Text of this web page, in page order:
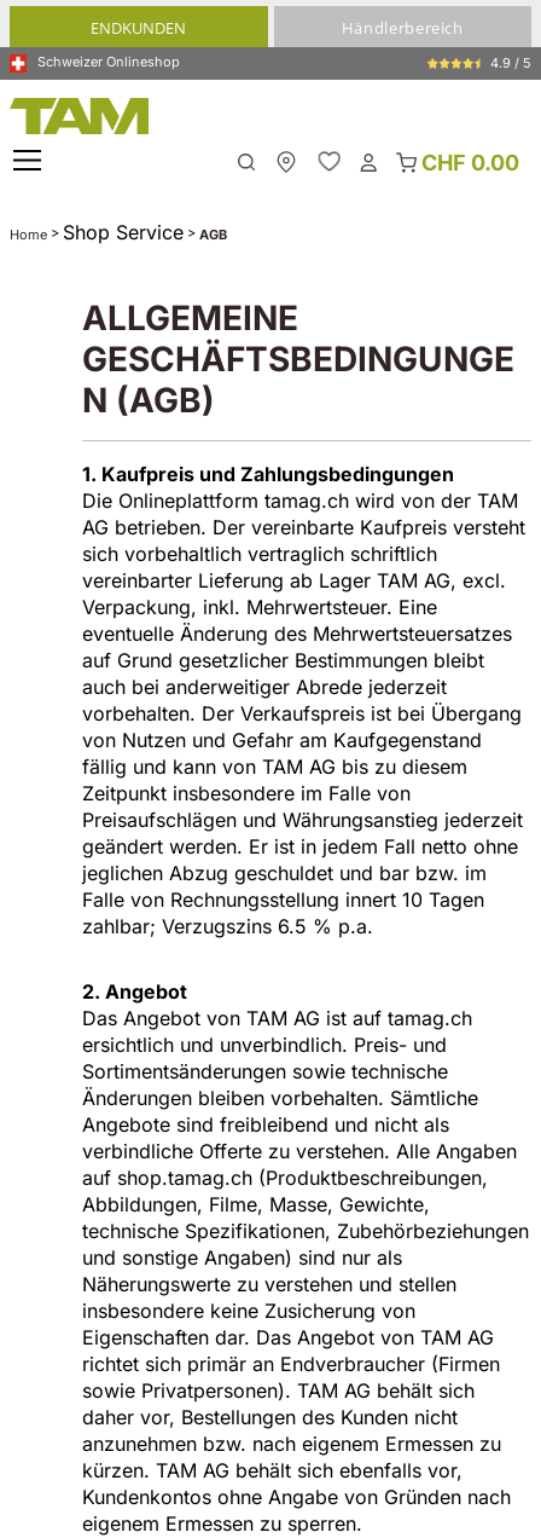
springenENDKUNDEN Händlerbereich
Schweizer Onlineshop 4.9 / 5
CHF 0.00
Home > Shop Service > AGB
ALLGEMEINE
GESCHÄFTSBEDINGUNGE
N (AGB)
1. Kaufpreis und Zahlungsbedingungen
Die Onlineplattform tamag.ch wird von der TAM
AG betrieben. Der vereinbarte Kaufpreis versteht
sich vorbehaltlich vertraglich schriftlich
vereinbarter Lieferung ab Lager TAM AG, excl.
Verpackung, inkl. Mehrwertsteuer. Eine
eventuelle Änderung des Mehrwertsteuersatzes
auf Grund gesetzlicher Bestimmungen bleibt
auch bei anderweitiger Abrede jederzeit
vorbehalten. Der Verkaufspreis ist bei Übergang
von Nutzen und Gefahr am Kaufgegenstand
fällig und kann von TAM AG bis zu diesem
Zeitpunkt insbesondere im Falle von
Preisaufschlägen und Währungsanstieg jederzeit
geändert werden. Er ist in jedem Fall netto ohne
jeglichen Abzug geschuldet und bar bzw. im
Falle von Rechnungsstellung innert 10 Tagen
zahlbar; Verzugszins 6.5 % p.a.
2. Angebot
Das Angebot von TAM AG ist auf tamag.ch
ersichtlich und unverbindlich. Preis- und
Sortimentsänderungen sowie technische
Änderungen bleiben vorbehalten. Sämtliche
Angebote sind freibleibend und nicht als
verbindliche Offerte zu verstehen. Alle Angaben
auf shop.tamag.ch (Produktbeschreibungen,
Abbildungen, Filme, Masse, Gewichte,
technische Spezifikationen, Zubehörbeziehungen
und sonstige Angaben) sind nur als
Näherungswerte zu verstehen und stellen
insbesondere keine Zusicherung von
Eigenschaften dar. Das Angebot von TAM AG
richtet sich primär an Endverbraucher (Firmen
sowie Privatpersonen). TAM AG behält sich
daher vor, Bestellungen des Kunden nicht
anzunehmen bzw. nach eigenem Ermessen zu
kürzen. TAM AG behält sich ebenfalls vor,
Kundenkontos ohne Angabe von Gründen nach
eigenem Ermessen zu sperren.